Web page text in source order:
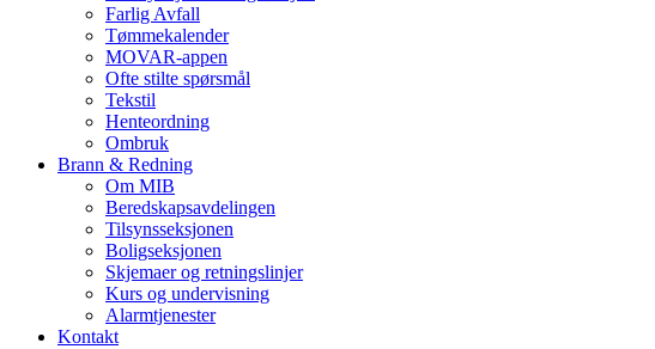
Farlig Avfall
Tømmekalender
MOVAR-appen
Ofte stilte spørsmål
Tekstil
Henteordning
Ombruk
Brann & Redning
Om MIB
Beredskapsavdelingen
Tilsynsseksjonen
Boligseksjonen
Skjemaer og retningslinjer
Kurs og undervisning
Alarmtjenester
Kontakt